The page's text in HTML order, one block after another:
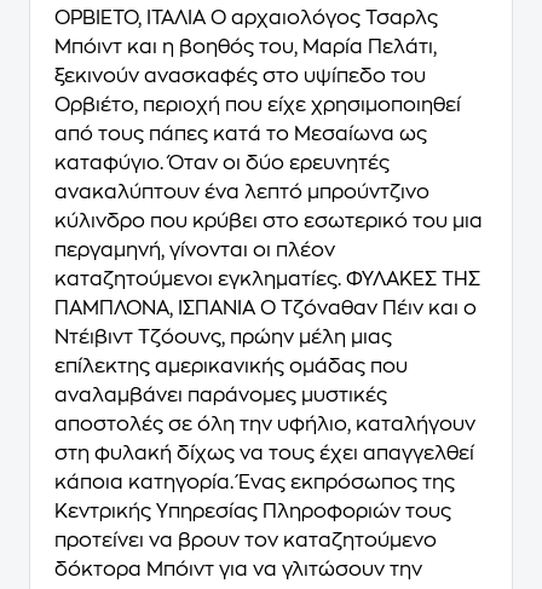
ΟΡΒΙΕΤΟ, ΙΤΑΛΙΑ Ο αρχαιολόγος Τσαρλς
Μπόιντ και η βοηθός του, Μαρία Πελάτι,
ξεκινούν ανασκαφές στο υψίπεδο του
Ορβιέτο, περιοχή που είχε χρησιμοποιηθεί
από τους πάπες κατά το Μεσαίωνα ως
καταφύγιο. Όταν οι δύο ερευνητές
ανακαλύπτουν ένα λεπτό μπρούντζινο
κύλινδρο που κρύβει στο εσωτερικό του μια
περγαμηνή, γίνονται οι πλέον
καταζητούμενοι εγκληματίες. ΦΥΛΑΚΕΣ ΤΗΣ
ΠΑΜΠΛΟΝΑ, ΙΣΠΑΝΙΑ Ο Τζόναθαν Πέιν και ο
Ντέιβιντ Τζόουνς, πρώην μέλη μιας
επίλεκτης αμερικανικής ομάδας που
αναλαμβάνει παράνομες μυστικές
αποστολές σε όλη την υφήλιο, καταλήγουν
στη φυλακή δίχως να τους έχει απαγγελθεί
κάποια κατηγορία. Ένας εκπρόσωπος της
Κεντρικής Υπηρεσίας Πληροφοριών τους
προτείνει να βρουν τον καταζητούμενο
δόκτορα Μπόιντ για να γλιτώσουν την